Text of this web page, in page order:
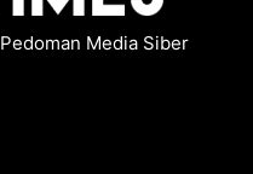
Pedoman Media Siber